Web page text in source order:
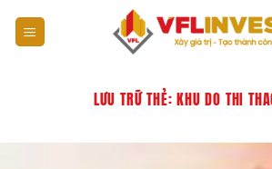
LƯU TRỮ THẺ:KHU DO THI